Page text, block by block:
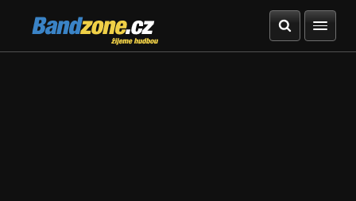
Bandzone.cz
žijeme hudbou